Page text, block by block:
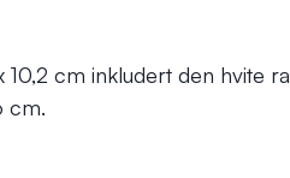
10,2 cm inkludert den hvite
cm.